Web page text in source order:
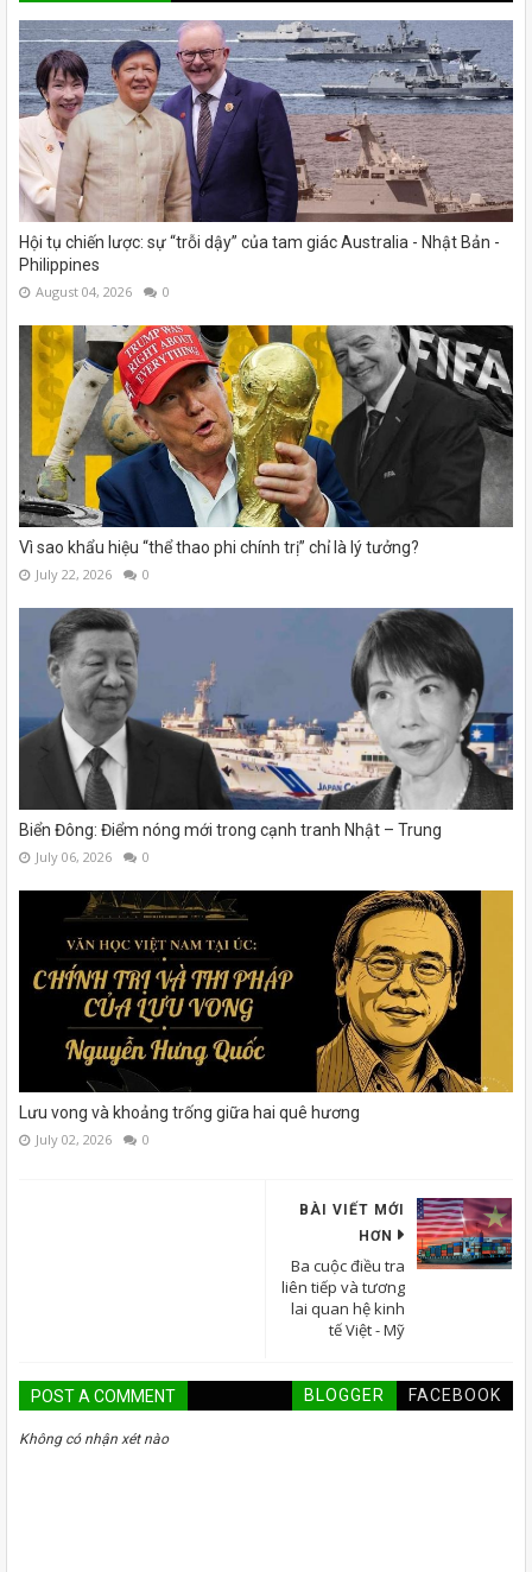
Hội tụ chiến lược: sự “trỗi dậy” của tam giác Australia - Nhật Bản -
Philippines
August 04, 2026 0
Vì sao khẩu hiệu “thể thao phi chính trị” chỉ là lý tưởng?
July 22, 2026 0
Biển Đông: Điểm nóng mới trong cạnh tranh Nhật – Trung
July 06, 2026 0
Lưu vong và khoảng trống giữa hai quê hương
July 02, 2026 0
BÀI VIẾT MỚI
HƠN
Ba cuộc điều tra
liên tiếp và tương
lai quan hệ kinh
tế Việt - Mỹ
POST A COMMENT BLOGGER FACEBOOK
Không có nhận xét nào